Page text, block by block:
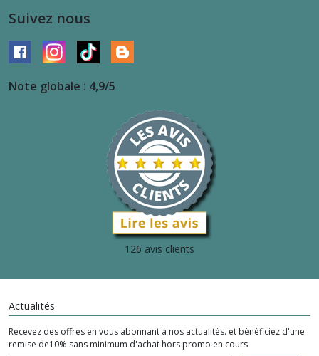
Suivez nous
Note globale : 4,9/5
126 avis clients
Actualités
Recevez des offres en vous abonnant à nos actualités. et bénéficiez d'une
remise de10% sans minimum d'achat hors promo en cours